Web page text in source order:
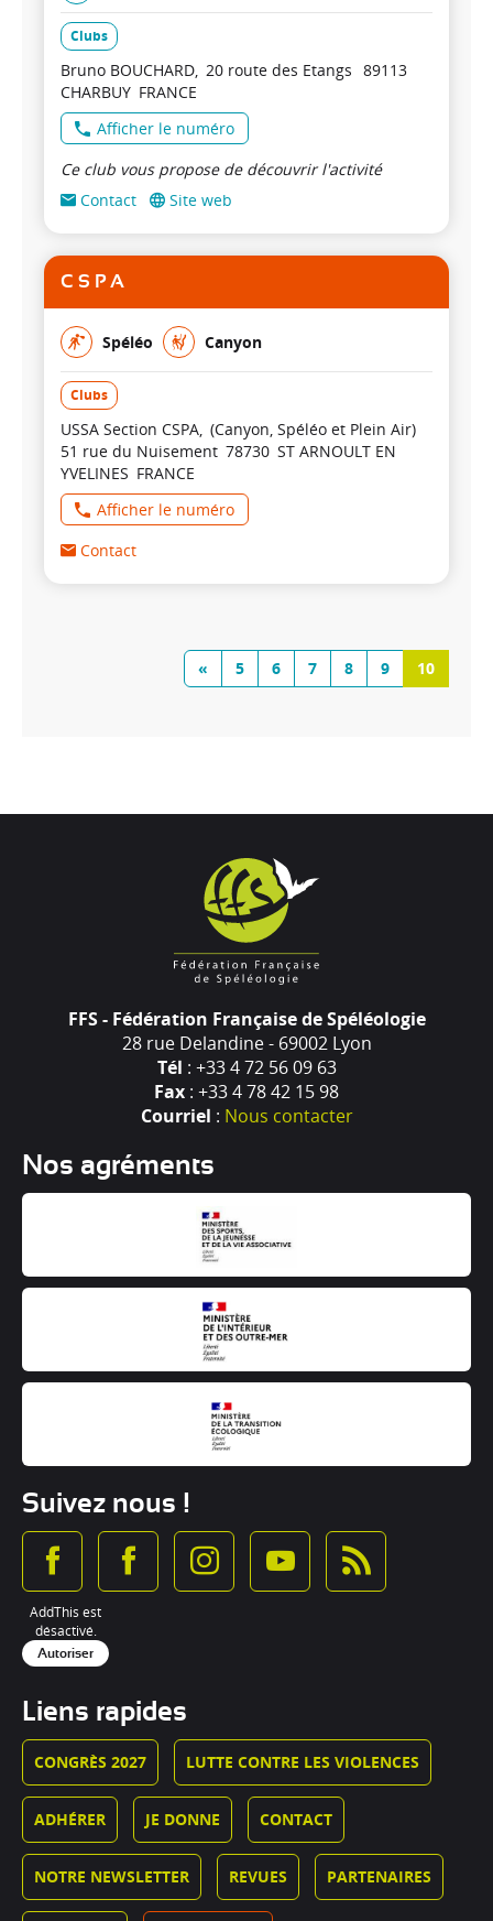
Clubs
Bruno BOUCHARD 20 route des Etangs 89113
CHARBUY FRANCE
Afficher le numéro
Ce club vous propose de découvrir l'activité
Contact
Site web
C S P A
Spéléo Canyon
Clubs
USSA Section CSPA (Canyon, Spéléo et Plein Air)
51 rue du Nuisement 78730 ST ARNOULT EN
YVELINES FRANCE
Afficher le numéro
Contact
« 5 6 7 8 9 10
FFS - Fédération Française de Spéléologie
28 rue Delandine - 69002 Lyon
Tél : +33 4 72 56 09 63
Fax : +33 4 78 42 15 98
Courriel : Nous contacter
Nos agréments
Suivez nous !
AddThis est
désactivé.
Autoriser
Liens rapides
CONGRÈS 2027 LUTTE CONTRE LES VIOLENCES
ADHÉRER JE DONNE CONTACT
NOTRE NEWSLETTER REVUES PARTENAIRES